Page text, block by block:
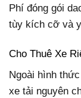
Phí đóng gói
tùy kích cỡ và
Cho Thuê Xe
Ngoài hình
xe tải nguyên